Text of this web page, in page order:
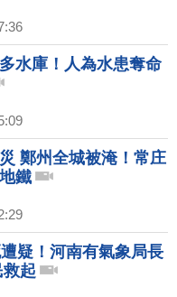
水庫！人為水患奪命
鄭州全城被淹！常庄
鐵
疑！河南有氣象局長
起